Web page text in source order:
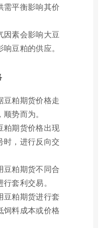
需平衡影响其价
因素会影响大豆
豆粕的供应。
豆粕期货价格走
势而为。
粕期货价格出现
时，进行反向交
豆粕期货不同合
套利交易。
豆粕期货进行套
饲料成本或价格